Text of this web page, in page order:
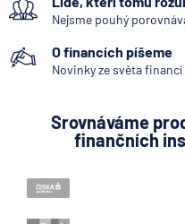
Nejsme pouhý
O financích píšeme
Novinky ze světa
Srovnáváme
finančních